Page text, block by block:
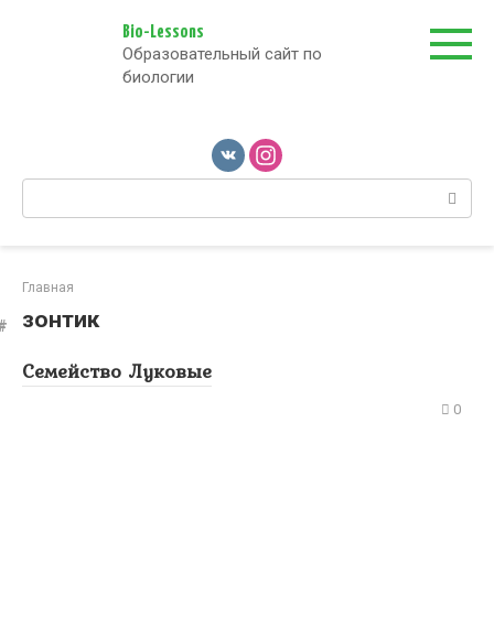
Bio-Lessons
Образовательный сайт по
биологии
Поиск:
Главная
зонтик
Семейство Луковые
0